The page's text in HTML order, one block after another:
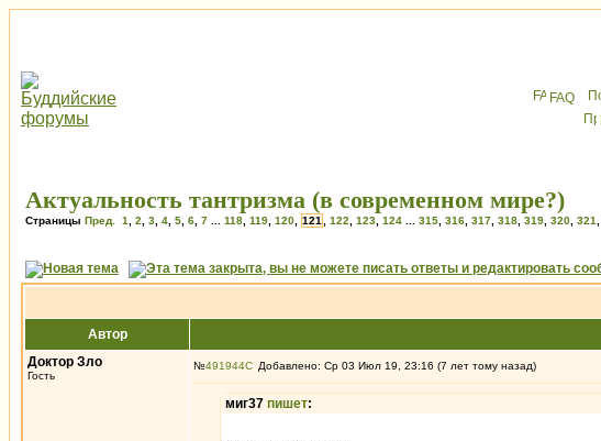
FAQ
Актуальность тантризма (в современном мире?)
Страницы Пред. 1 2 3 4 5 6 7 118 119 120 121 122 123 124 315 316 317 318 319 320 321
Автор
Доктор Зло
Гость
№491944 Добавлено: Ср 03 Июл 19, 23:16 (7 лет тому назад)
миг37 пишет: